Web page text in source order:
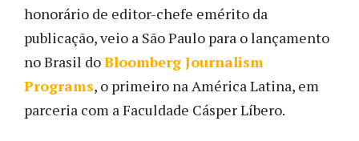
honorário de editor-chefe emérito da
publicação, veio a São Paulo para o lançamento
no Brasil doBloomberg Journalism
Programs, o primeiro na América Latina, em
parceria com a Faculdade Cásper Líbero.